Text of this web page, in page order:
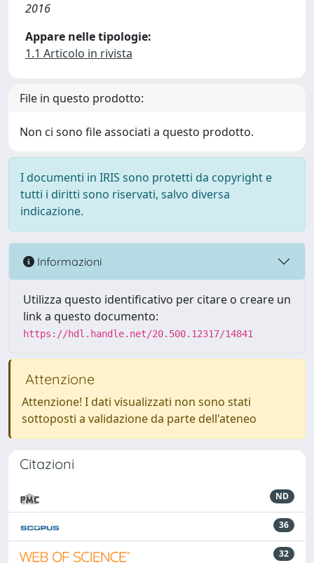
2016
Appare nelle tipologie:
1.1 Articolo in rivista
File in questo prodotto:
Non ci sono file associati a questo prodotto.
I documenti in IRIS sono protetti da copyright e
tutti i diritti sono riservati, salvo diversa
indicazione.
Informazioni
Utilizza questo identificativo per citare o creare un
link a questo documento:
https://hdl.handle.net/20.500.12317/14841
Attenzione
Attenzione! I dati visualizzati non sono stati
sottoposti a validazione da parte dell'ateneo
Citazioni
ND
36
32